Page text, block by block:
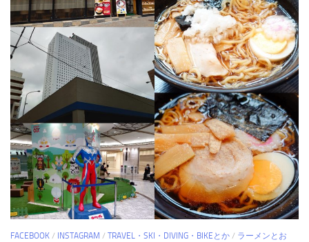
FACEBOOK / INSTAGRAM / TRAVEL・SKI・DIVING・BIKEとか / ラーメンとお